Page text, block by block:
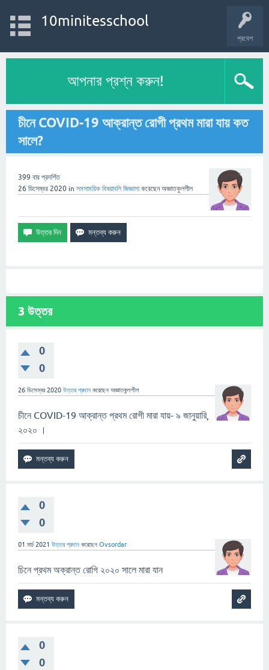
প্রবেশ
10minitesschool
আপনার প্রশ্ন করুন!
চীনে COVID-19 আক্রান্ত রোগী প্রথম মারা যায় কত
সালে?
399 বার প্রদর্শিত
26 ডিসেম্বর 2020 in সমসাময়িক বিষয়াবলি জিজ্ঞাসা করেছেনঅজ্ঞাতকুলশীল
3 উত্তর
0
0
26 ডিসেম্বর 2020 উত্তর প্রদান করেছেন অজ্ঞাতকুলশীল
চীনে COVID-19 আক্রান্ত প্রথম রোগী মারা যায়- ৯ জানুয়ারি,
২০২০ ।
0
0
01 মার্চ 2021 উত্তর প্রদান করেছেন Ovsordar
চিনে প্রথম অক্রান্ত রোগি ২০২০ সালে মারা যান
0
0